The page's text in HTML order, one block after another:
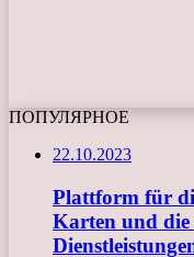
ПОПУЛЯРНОЕ
22.10.2023
Plattform für
Karten und die